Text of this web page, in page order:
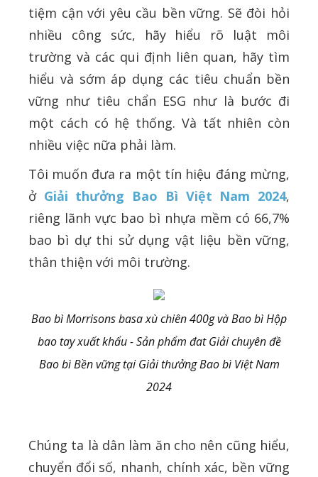
tiệm cận với yêu cầu bền vững. Sẽ đòi hỏi
nhiều công sức, hãy hiểu rõ luật môi
trường và các qui định liên quan, hãy tìm
hiểu và sớm áp dụng các tiêu chuẩn bền
vững như tiêu chẩn ESG như là bước đi
một cách có hệ thống. Và tất nhiên còn
nhiều việc nữa phải làm.
Tôi muốn đưa ra một tín hiệu đáng mừng,
ở Giải thưởng Bao Bì Việt Nam 2024,
riêng lãnh vực bao bì nhựa mềm có 66,7%
bao bì dự thi sử dụng vật liệu bền vững,
thân thiện với môi trường.
Bao bì Morrisons basa xù chiên 400g và Bao bì Hộp
bao tay xuất khẩu - Sản phẩm đat Giải chuyên đề
Bao bì Bền vững tại Giải thưởng Bao bì Việt Nam
2024
Chúng ta là dân làm ăn cho nên cũng hiểu,
chuyển đổi số, nhanh, chính xác, bền vững